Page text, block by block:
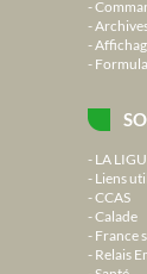
LA
Liens
CCAS
Calade
France
Relais